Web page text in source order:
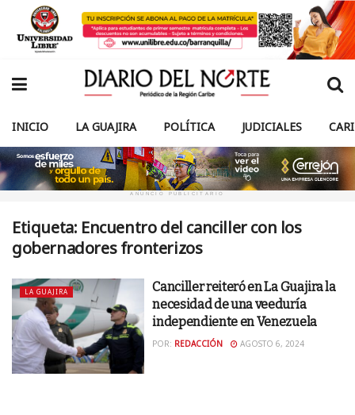
INICIO LA GUAJIRA POLÍTICA JUDICIALES
ANUNCIO PUBLICITARIO
Etiqueta: Encuentro del canciller con los
gobernadores fronterizos
LA GUAJIRA
Canciller reiteró en La Guajira la
necesidad de una veeduría
independiente en Venezuela
POR: REDACCIÓN AGOSTO 6, 2024